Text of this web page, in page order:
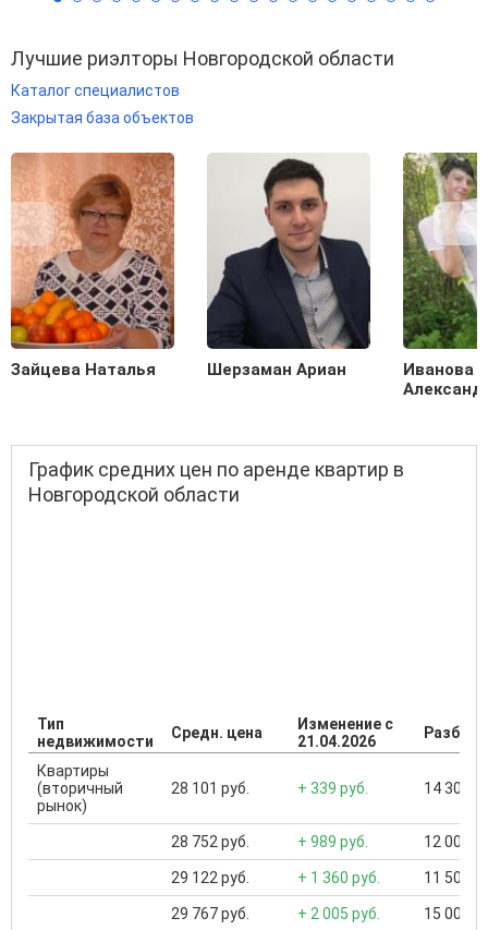
Лучшие риэлторы Новгородской области
Каталог специалистов
Закрытая база объектов
Зайцева Наталья Шерзаман Ариан
Иванова
График средних цен по аренде квартир в
Новгородской области
Тип
недвижимости
Средн. цена
Изменение с
21.04.2026
Квартиры
(вторичный
рынок)
28 101 руб. + 339 руб. 14 300
28 752 руб. + 989 руб. 12 000
29 122 руб. + 1 360 руб. 11 500
29 767 руб. + 2 005 руб. 15 000